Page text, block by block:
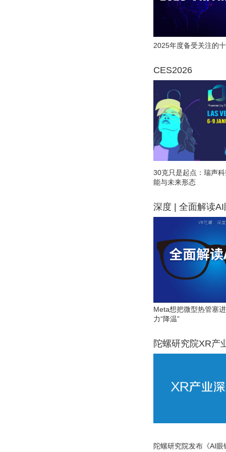
2025年度备受关注的
CES2026
30克只是起点：瑞声
能与未来形态
深度 | 全面解读AI
Meta想把微型热管塞
力“降温”
陀螺研究院XR产
陀螺研究院发布《AI